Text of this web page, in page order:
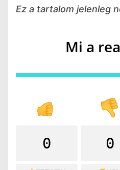
Ez a tartalom jelenleg
Mi a
0 0